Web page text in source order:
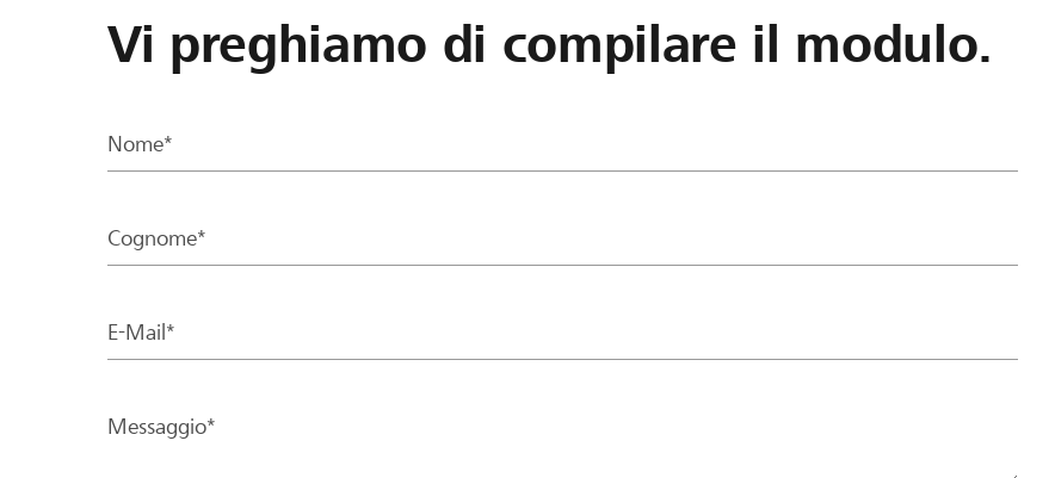
Vi preghiamo di compilare il modulo.
Nome*
Cognome*
E-Mail*
Messaggio*